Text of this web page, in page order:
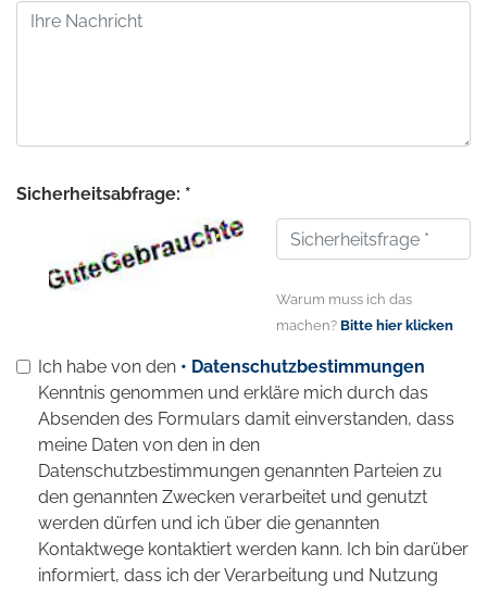
Sicherheitsabfrage: *
Warum muss ich das
machen? Bitte hier klicken
Ich habe von den • Datenschutzbestimmungen
Kenntnis genommen und erkläre mich durch das
Absenden des Formulars damit einverstanden, dass
meine Daten von den in den
Datenschutzbestimmungen genannten Parteien zu
den genannten Zwecken verarbeitet und genutzt
werden dürfen und ich über die genannten
Kontaktwege kontaktiert werden kann. Ich bin darüber
informiert, dass ich der Verarbeitung und Nutzung